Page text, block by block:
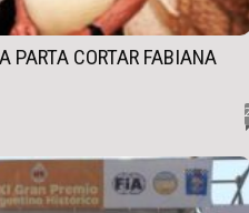
PARTA CORTAR FABIANA